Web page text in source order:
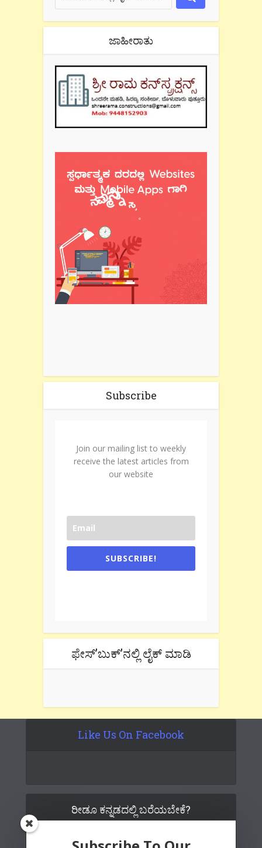
ಜಾಹೀರಾತು
Subscribe
Join our mailing list to weekly
receive the latest articles from
our website
SUBSCRIBE!
ಫೇಸ್’ಬುಕ್’ನಲ್ಲಿ ಲೈಕ್ ಮಾಡಿ
Like Us On Facebook
ರೀಡೂ ಕನ್ನಡದಲ್ಲಿ ಬರೆಯಬೇಕೆ?